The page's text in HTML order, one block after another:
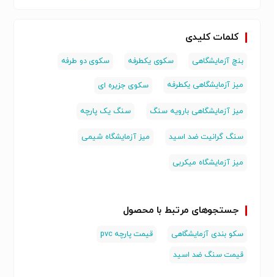
کلمات کلیدی
بنچ آزمایشگاهی سکوی یکطرفه سکوی دو طرفه
میز آزمایشگاهی یکطرفه سکوی جزیره ای
میز آزمایشگاهی بارویه سنگ سنگ یک پارچه
سنگ گرانیت ضد اسید میز آزمایشگاه شیمی
میز آزمایشگاه میکربی
جستجوهای مرتبط با محصول
سکو بندی آزمایشگاهی
قیمت پارچه pvc
قیمت سنگ ضد اسید